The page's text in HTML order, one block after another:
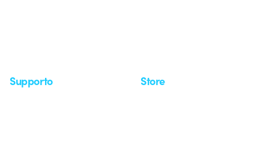
Supporto Store